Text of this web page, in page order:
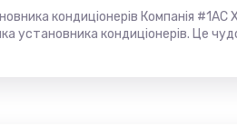
кондиціонерів Компанія
установника кондиціонерів. Це